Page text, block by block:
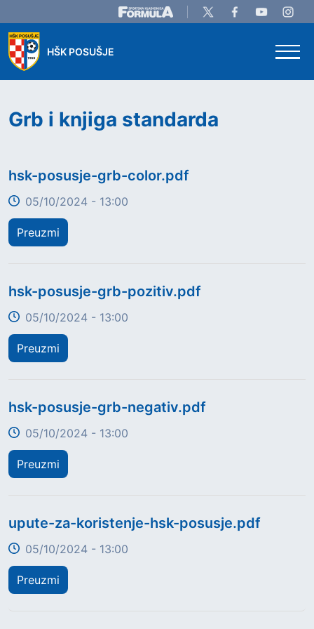
HŠK POSUŠJE
Grb i knjiga standarda
Title
hsk-posusje-grb-color.pdf
05/10/2024 - 13:00
Preuzmi
Title
hsk-posusje-grb-pozitiv.pdf
05/10/2024 - 13:00
Preuzmi
Title
hsk-posusje-grb-negativ.pdf
05/10/2024 - 13:00
Preuzmi
Title
upute-za-koristenje-hsk-posusje.pdf
05/10/2024 - 13:00
Preuzmi